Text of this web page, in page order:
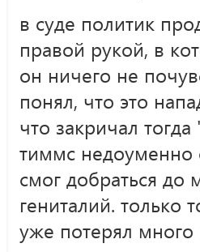
в суде политик
правой рукой, в
он ничего не
понял, что это
что закричал
тиммс недоуменно
смог добраться до
гениталий. только
уже потерял много